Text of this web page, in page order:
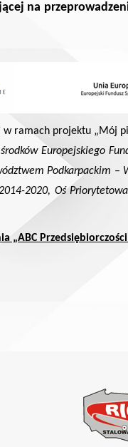
na
w ramach projektu „Mój
Europejskiego
Podkarpackim –
2020, Oś
„ABC